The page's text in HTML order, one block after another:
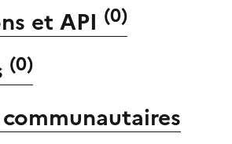
et API (0)
(0)
communautaires